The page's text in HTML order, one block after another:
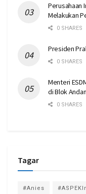
Perusahaan
Melakukan
0 SHARES
Presiden
0 SHARES
Menteri
di Blok
0 SHARES
Tagar
#Anies